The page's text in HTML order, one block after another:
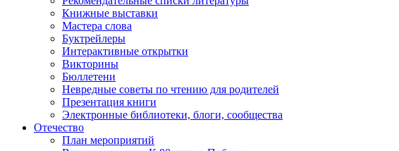
Книжные выставки
Мастера слова
Буктрейлеры
Интерактивные открытки
Викторины
Бюллетени
Невредные советы по чтению для родителей
Презентация книги
Электронные библиотеки, блоги, сообщества
Отечество
План мероприятий